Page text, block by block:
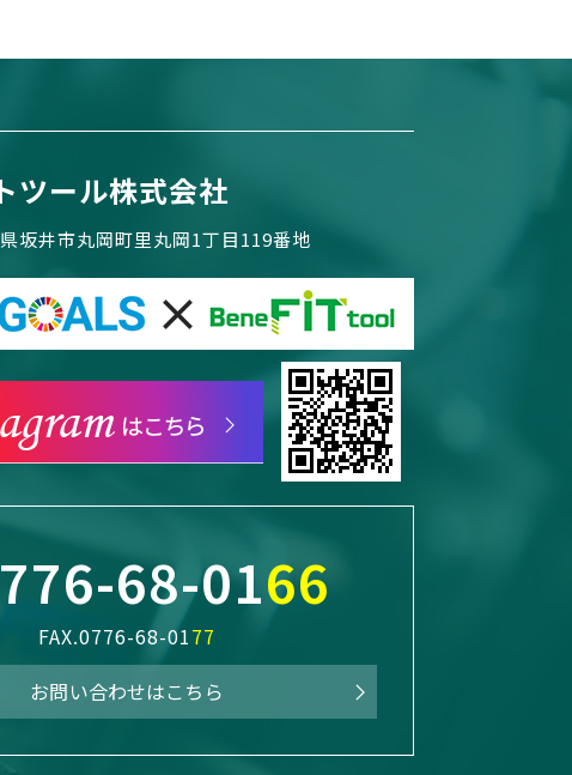
ツール株式会社
坂井市丸岡町里丸岡1丁目119番地
68-0166
FAX.0776-68-0177
お問い合わせはこちら